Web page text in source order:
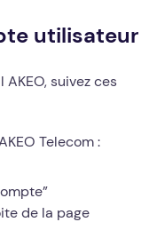
utilisateur
suivez ces
Telecom :
de la page